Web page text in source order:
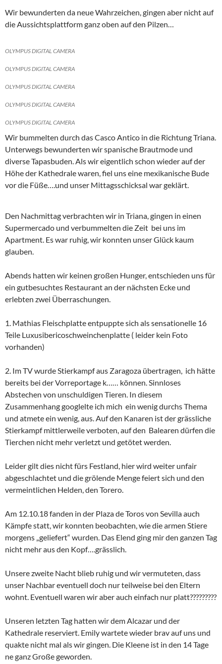
Wir bewunderten da neue Wahrzeichen, gingen aber nicht auf
die Aussichtsplattform ganz oben auf den Pilzen…
OLYMPUS DIGITAL CAMERA
OLYMPUS DIGITAL CAMERA
OLYMPUS DIGITAL CAMERA
OLYMPUS DIGITAL CAMERA
OLYMPUS DIGITAL CAMERA
Wir bummelten durch das Casco Antico in die Richtung Triana.
Unterwegs bewunderten wir spanische Brautmode und
diverse Tapasbuden. Als wir eigentlich schon wieder auf der
Höhe der Kathedrale waren, fiel uns eine mexikanische Bude
vor die Füße….und unser Mittagsschicksal war geklärt.
Den Nachmittag verbrachten wir in Triana, gingen in einen
Supermercado und verbummelten die Zeit bei uns im
Apartment. Es war ruhig, wir konnten unser Glück kaum
glauben.
Abends hatten wir keinen großen Hunger, entschieden uns für
ein gutbesuchtes Restaurant an der nächsten Ecke und
erlebten zwei Überraschungen.
1. Mathias Fleischplatte entpuppte sich als sensationelle 16
Teile Luxusibericoschweinchenplatte ( leider kein Foto
vorhanden)
2. Im TV wurde Stierkampf aus Zaragoza übertragen, ich hätte
bereits bei der Vorreportage k…… können. Sinnloses
Abstechen von unschuldigen Tieren. In diesem
Zusammenhang googlelte ich mich ein wenig durchs Thema
und atmete ein wenig, aus. Auf den Kanaren ist der grässliche
Stierkampf mittlerweile verboten, auf den Balearen dürfen die
Tierchen nicht mehr verletzt und getötet werden.
Leider gilt dies nicht fürs Festland, hier wird weiter unfair
abgeschlachtet und die grölende Menge feiert sich und den
vermeintlichen Helden, den Torero.
Am 12.10.18 fanden in der Plaza de Toros von Sevilla auch
Kämpfe statt, wir konnten beobachten, wie die armen Stiere
morgens „geliefert“ wurden. Das Elend ging mir den ganzen Tag
nicht mehr aus den Kopf….grässlich.
Unsere zweite Nacht blieb ruhig und wir vermuteten, dass
unser Nachbar eventuell doch nur teilweise bei den Eltern
wohnt. Eventuell waren wir aber auch einfach nur platt?????????
Unseren letzten Tag hatten wir dem Alcazar und der
Kathedrale reserviert. Emily wartete wieder brav auf uns und
quakte nicht mal als wir gingen. Die Kleene ist in den 14 Tage
ne ganz Große geworden.